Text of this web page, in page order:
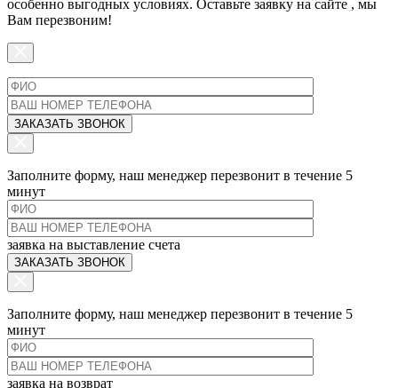
особенно выгодных условиях. Оставьте заявку на сайте , мы
Вам перезвоним!
Заполните форму, наш менеджер перезвонит в течение 5
минут
заявка на выставление счета
Заполните форму, наш менеджер перезвонит в течение 5
минут
заявка на возврат